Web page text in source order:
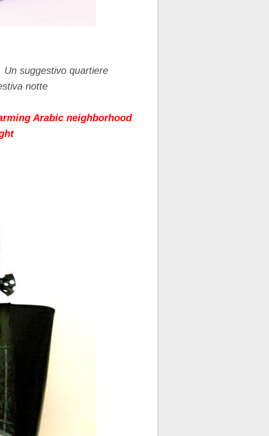
Un suggestivo quartiere
notte
Arabic neighborhood